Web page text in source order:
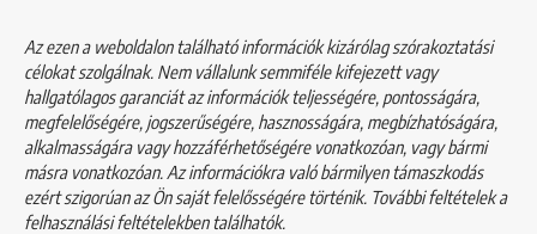
Az ezen a weboldalon található információk kizárólag szórakoztatási
célokat szolgálnak. Nem vállalunk semmiféle kifejezett vagy
hallgatólagos garanciát az információk teljességére, pontosságára,
megfelelőségére, jogszerűségére, hasznosságára, megbízhatóságára,
alkalmasságára vagy hozzáférhetőségére vonatkozóan, vagy bármi
másra vonatkozóan. Az információkra való bármilyen támaszkodás
ezért szigorúan az Ön saját felelősségére történik. További feltételek a
felhasználási feltételekbentalálhatók.